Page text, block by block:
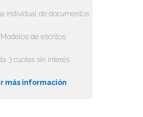
individual de documentos
de escritos
3 cuotas sin interés
más información